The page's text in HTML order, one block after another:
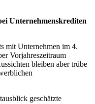
Unternehmenskrediten
mit Unternehmen im 4.
Vorjahreszeitraum
bleiben aber trübe
geschätzte